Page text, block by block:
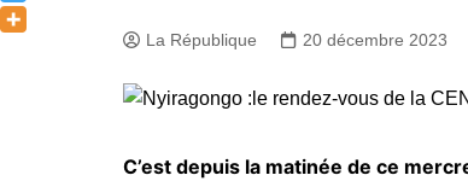
La République 20 décembre 2023
C’est depuis la matinée de ce